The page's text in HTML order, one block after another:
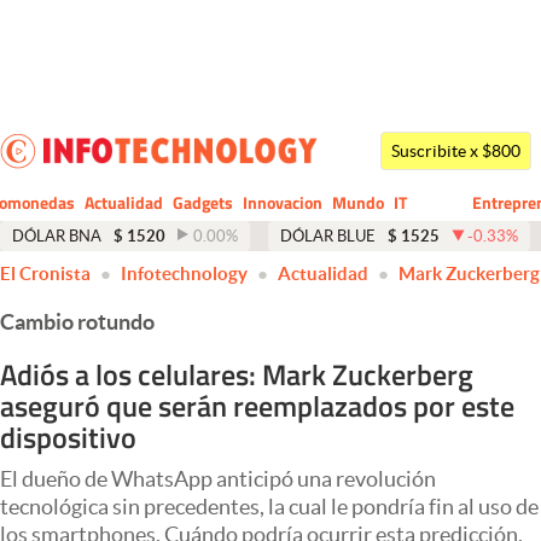
Dólar
Economía y Política
Finanzas y Mercados
Mercados Online
Negocios
Columnistas
Apertura
Suscribite x $800
Actualidad Gadgets Innovacion Mundo
CIO
IT
Business
DÓLAR BNA $ 1520 0.00% DÓLAR BLUE $ 1525 -0.33%
El Cronista Infotechnology Actualidad Mark Zuckerberg
Cambio rotundo
Adiós a los celulares: Mark Zuckerberg
aseguró que serán reemplazados por este
dispositivo
El dueño de WhatsApp anticipó una revolución
tecnológica sin precedentes, la cual le pondría fin al uso de
los smartphones. Cuándo podría ocurrir esta predicción.